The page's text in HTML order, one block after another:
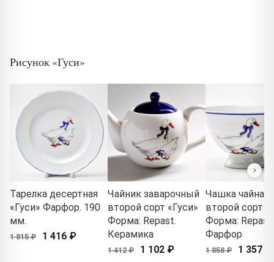
Рисунок «Гуси»
Тарелка десертная
«Гуси» Фарфор. 190
мм.
1 815 ₽ 1 416 ₽
Чайник заварочный
второй сорт «Гуси»
Форма: Repast.
Керамика
1 412 ₽ 1 102 ₽
Чашка чайная
второй сорт
Форма: Repast.
Фарфор
1 858 ₽ 1 357 ₽